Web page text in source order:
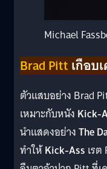
Michael
Brad Pittเกือบ
ตัวแสบอย่าง Brad
เหมาะกับหนัง Kick-
นำแสดงอย่างThe
ทำให้Kick-Ass เร